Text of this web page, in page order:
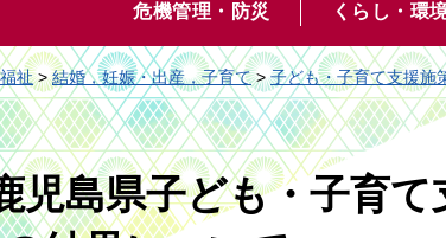
危機管理・防災 くらし・環
祉>結婚，妊娠・出産，子育て>子ども・子育て支援施
児島県子ども・子育